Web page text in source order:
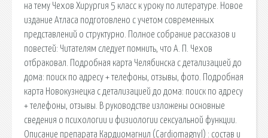
на тему Чехов Хирургия 5 класс к уроку по литературе. Новое
издание Атласа подготовлено с учетом современных
представлений о структурно. Полное собрание рассказов и
повестей: Читателям следует помнить, что А. П. Чехов
отбраковал. Подробная карта Челябинска с детализацией до
дома: поиск по адресу + телефоны, отзывы, фото. Подробная
карта Новокузнецка с детализацией до дома: поиск по адресу
+ телефоны, отзывы. В руководстве изложены основные
сведения о психологии и физиологии сексуальной функции.
Описание препарата Кардиомагнил (Cardiomagnyl) : состав и